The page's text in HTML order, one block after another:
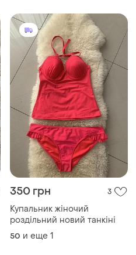
350 грн 3
Купальник жіночий
роздільний новий танкіні
50 и еще 1